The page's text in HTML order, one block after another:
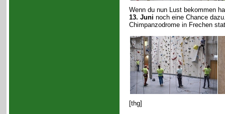
Wenn du nun Lust bekommen
13. Juni noch eine Chance
Chimpanzodrome in Frechen
[thg]